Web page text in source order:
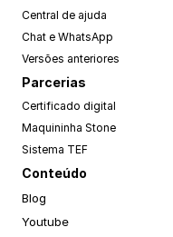
Central de ajuda
Chat e WhatsApp
Versões anteriores
Parcerias
Certificado digital
Maquininha Stone
Sistema TEF
Conteúdo
Blog
Youtube